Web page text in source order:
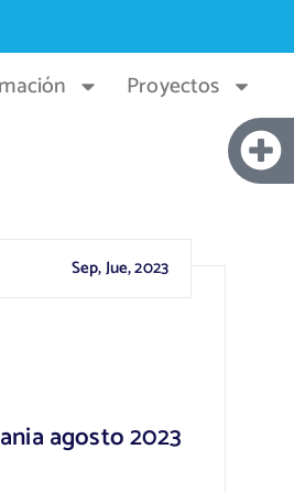
Proyectos
Sep, Jue, 2023
agosto 2023